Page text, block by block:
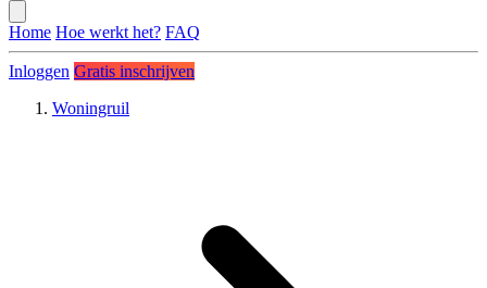
Home Hoe werkt het? FAQ
Inloggen Gratis inschrijven
Woningruil